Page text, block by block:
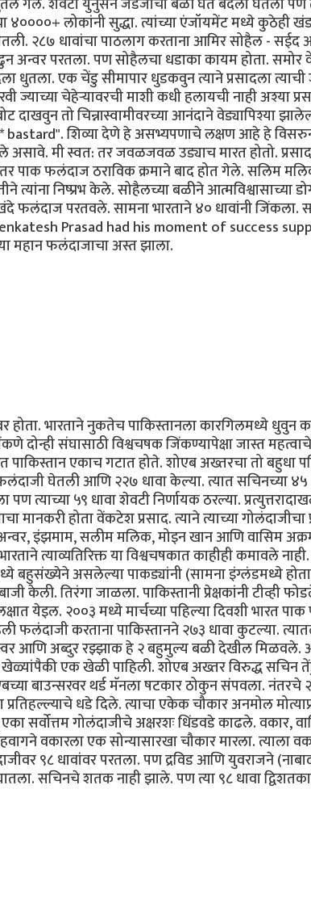
४००००+ लोकांनी सुद्धा. त्यांच्या एंजॉयमेंट मध्ये कुठेही
२८७ धावांचा पाठलाग करताना आमिर सोहैल - सईद
अन्वर परतला. पण सोहैलचा धडाका कायम होता.
धुतला. एक चेंडु सीमापार धुडकवुन त्याने प्रसादला त्याची
चेहेर्‍यावरची माशी कधी हलायची नाही अश्या
तो चिन्नास्वामीवरच्या आनंदाने वेड्यापिश्या
bastard". शिव्या देणे हे असभ्यपणाचे लक्षण आहे हे
असावे. मी स्वत: तर जवळजवळ उड्याच मारत होतो.
पाक फलंदाज ठराविक क्रमाने बाद होत गेले. सलिम
त्यांना निष्प्रभ केले. सोहैलच्या बळीने आत्मविश्वासाच्या
परतवले. सामना भारताने ४० धावांनी जिंकला.
Venkatesh Prasad had his moment of success
महान फलंदाजाचा अस्त झाला.
होता. भारताने नुकतेच पाकिस्तानला कारगिलमध्ये धुवुन
दोन्ही संघासाठी विश्वचषक जिंकण्यापेक्षा जास्त
एकाच गटात होते. शोएब अख्तरचा तो बहुधा
घेतली आणि २२७ धावा केल्या. त्यात सचिनच्या
५९ धावा शेवटी निर्णायक ठरल्या.
होता वेंकटेश प्रसाद. त्याने त्याच्या गोलंदाजीचा
इंझमाम, सलीम मलिक, मोइन खान आणि वासिम
त्याव्यतिरिक्त या विश्वचषकात काहीही कमावले
बहुसंख्येने असलेल्या पाकड्यांनी (सामना इंग्लंडमध्ये
केली. तिरंगा जाळला. पाकिस्तानी प्रेक्षकांनी टीव्ही
येइल. २००३ मध्ये मार्चच्या पहिल्या दिवशी भारत
फलंदाजी करताना पाकिस्तानने २७३ धावा कुटल्या.
आणि अब्दुर रझ्झाक हे २ बहुमुल्य बळी देखील मिळवले.
खेळ्यांपैकी एक खेळी पाहिली. शोएब अख्तर विरुद्ध सचिन
बाउन्सरवर थर्ड मॅनला षटकार ठोकुन संपवला.
धडे दिले. त्याचा एकेक चौकार अनमोल
सर्वोत्तम गोलंदाजीचे अक्षरशः धिंडवडे काढले. वकार,
वकारला एक सोन्यासारखा चौकार मारला. त्याला
९८ धावांवर परतला. पण द्रविड आणि युवराजने
सचिनचे शतक नाही झाले. पण त्या ९८ धावा